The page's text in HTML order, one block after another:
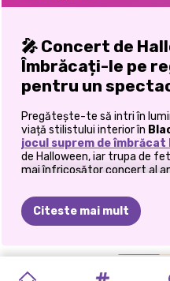
🎤 Concert de
Îmbrăcați-le pe
pentru un
Pregătește-te să intri în
viață stilistului interior în
jocul suprem de
de Halloween, iar trupa de
mai înfricoșător concert al
spectacolul lor de o
👗Îmbracă-le pe
Citeste mai mult
BLACKPINK
BFF-URI
PRINȚESE